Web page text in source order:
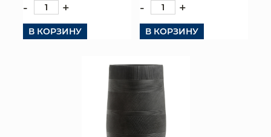
- +
В КОРЗИНУ
- +
В КОРЗИНУ